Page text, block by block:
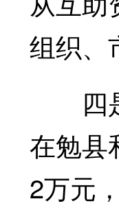
组织、
四是
在勉县
2万元